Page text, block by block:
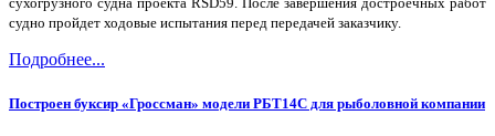
судно пройдет ходовые испытания перед передачей заказчику.
Подробнее...
Построен буксир «Гроссман» модели РБТ14С для рыболовной компании